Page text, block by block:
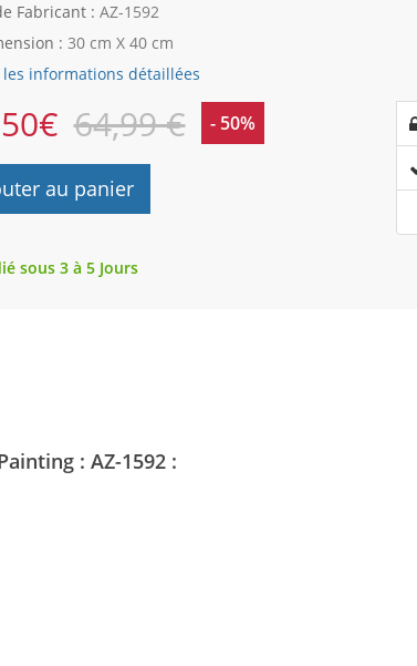
Fabricant : AZ-1592
: 30 cm X 40 cm
les informations détaillées
€ 64,99 € - 50%
au panier
sous 3 à 5 Jours
: AZ-1592 :